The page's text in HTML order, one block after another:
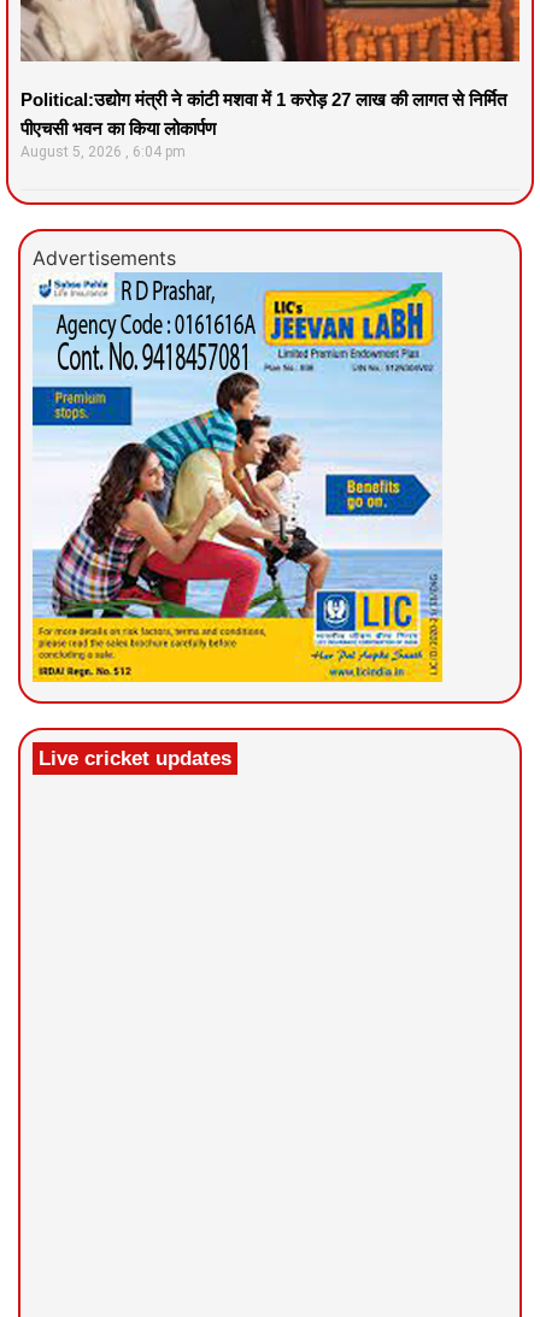
Political:उद्योग मंत्री ने कांटी मशवा में 1 करोड़ 27 लाख की लागत से निर्मित
पीएचसी भवन का किया लोकार्पण
August 5, 2026 6:04 pm
Advertisements
Live cricket updates